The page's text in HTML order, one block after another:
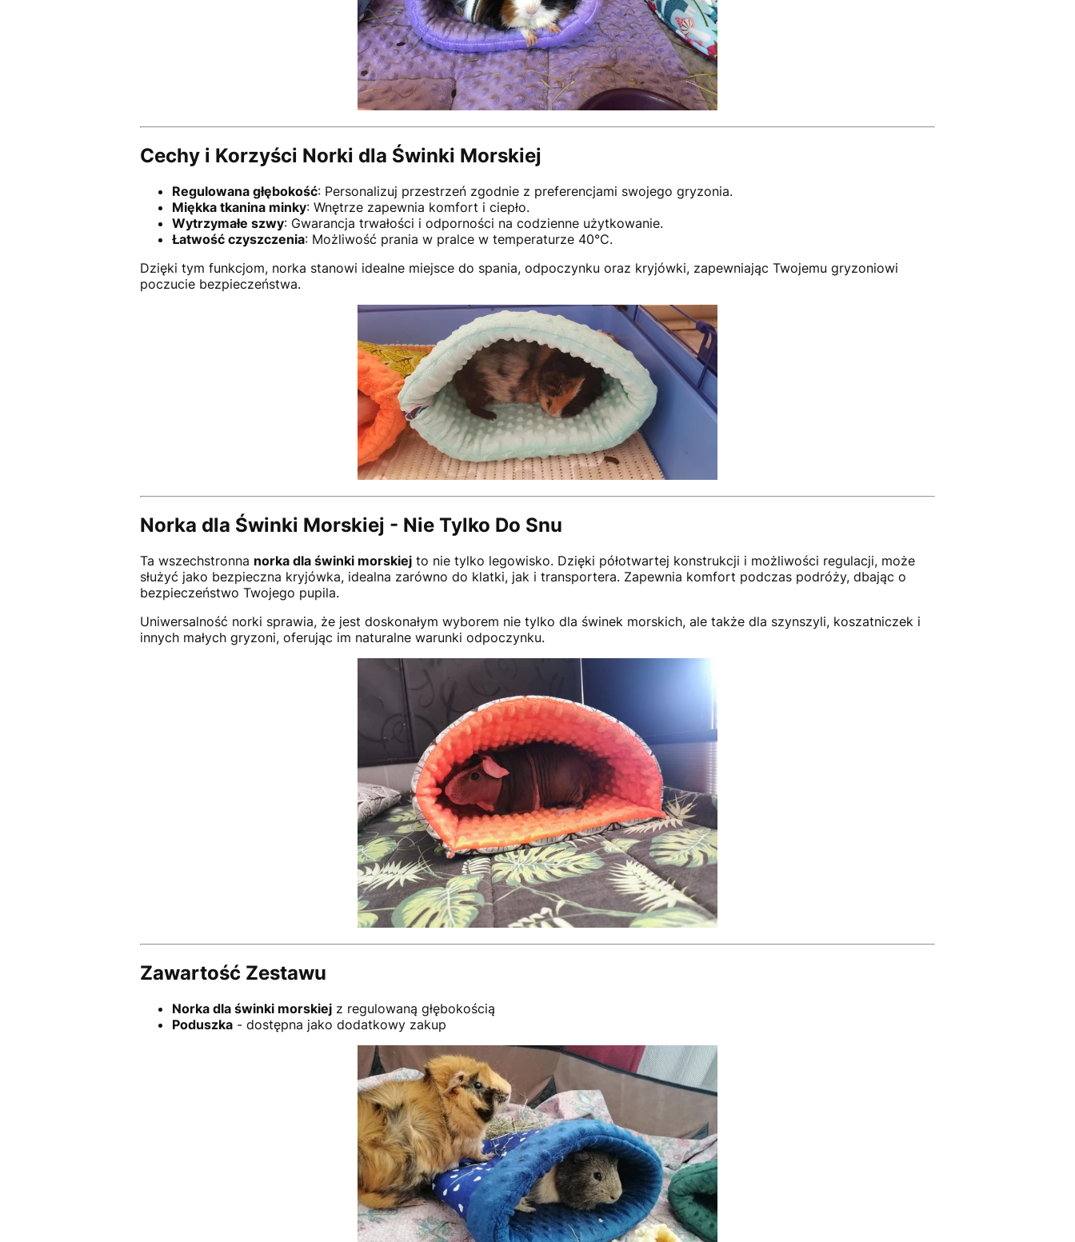
Cechy i Korzyści Norki dla Świnki Morskiej
Regulowana głębokość: Personalizuj przestrzeń zgodnie z preferencjami swojego gryzonia.
Miękka tkanina minky: Wnętrze zapewnia komfort i ciepło.
Wytrzymałe szwy: Gwarancja trwałości i odporności na codzienne użytkowanie.
Łatwość czyszczenia: Możliwość prania w pralce w temperaturze 40°C.
Dzięki tym funkcjom, norka stanowi idealne miejsce do spania, odpoczynku oraz kryjówki, zapewniając Twojemu gryzoniowi
poczucie bezpieczeństwa.
Norka dla Świnki Morskiej - Nie Tylko Do Snu
Ta wszechstronna norka dla świnki morskiejto nie tylko legowisko. Dzięki półotwartej konstrukcji i możliwości regulacji, może
służyć jako bezpieczna kryjówka, idealna zarówno do klatki, jak i transportera. Zapewnia komfort podczas podróży, dbając o
bezpieczeństwo Twojego pupila.
Uniwersalność norki sprawia, że jest doskonałym wyborem nie tylko dla świnek morskich, ale także dla szynszyli, koszatniczek i
innych małych gryzoni, oferując im naturalne warunki odpoczynku.
Zawartość Zestawu
Norka dla świnki morskiejz regulowaną głębokością
Poduszka- dostępna jako dodatkowy zakup